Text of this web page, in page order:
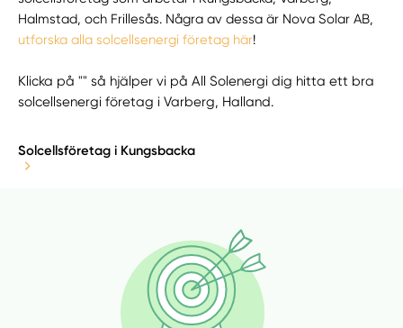
Halmstad, och Frillesås. Några av dessa är Nova Solar AB,
utforska alla solcellsenergi företag här!
Klicka på "" så hjälper vi på All Solenergi dig hitta ett bra
solcellsenergi företag i Varberg, Halland.
Solcellsföretag i Kungsbacka